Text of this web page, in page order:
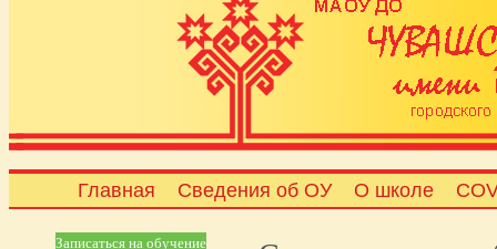
Главная Сведения об ОУ О школе
Записаться на обучение